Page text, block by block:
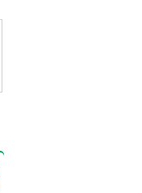
пошлин на товары